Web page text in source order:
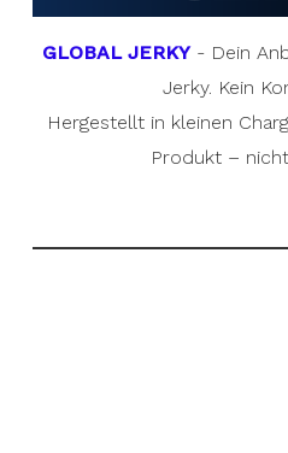
GLOBAL JERKY- Dein
Jerky. Kein
Hergestellt in kleinen
Produkt –